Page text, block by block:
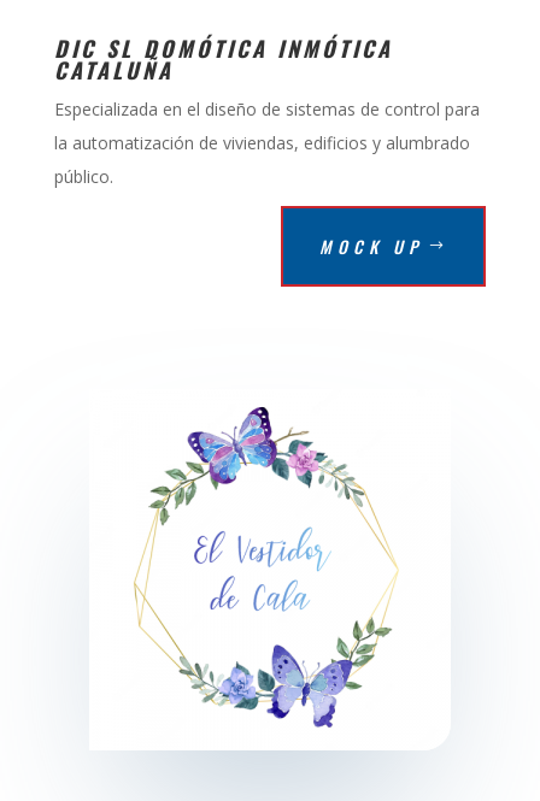
DIC SL DOMÓTICA INMÓTICA
CATALUÑA
Especializada en el diseño de sistemas de control para
la automatización de viviendas, edificios y alumbrado
público.
MOCK UP